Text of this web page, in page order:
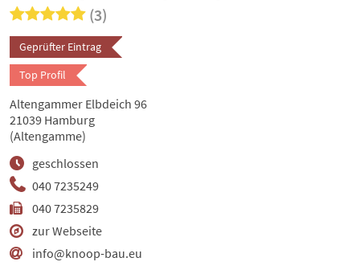
(3)
Geprüfter Eintrag
Top Profil
040 7235249
040 7235829
zur Webseite
info@knoop-bau.eu
geschlossen
Altengammer Elbdeich 96
21039 Hamburg
(Altengamme)